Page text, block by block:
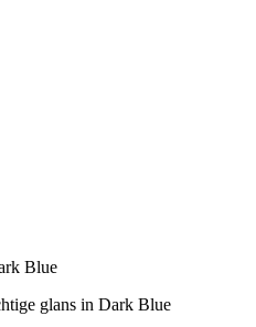
Blue
glans in Dark Blue